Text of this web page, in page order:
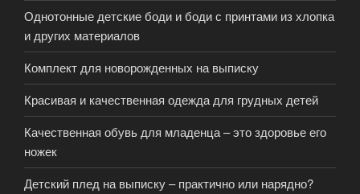
Однотонные детские боди и боди с принтами из хлопка
и других материалов
Комплект для новорожденных на выписку
Красивая и качественная одежда для грудных детей
Качественная обувь для младенца – это здоровье его
ножек
Детский плед на выписку – практично или нарядно?